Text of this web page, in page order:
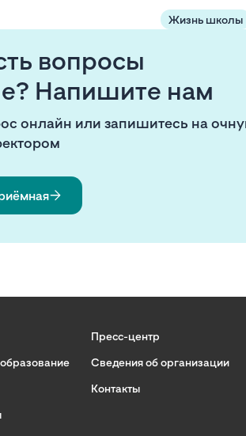
Жизнь школы
вопросы
Напишите нам
онлайн или запишитесь на
Пресс-центр
Сведения об организации
Контакты